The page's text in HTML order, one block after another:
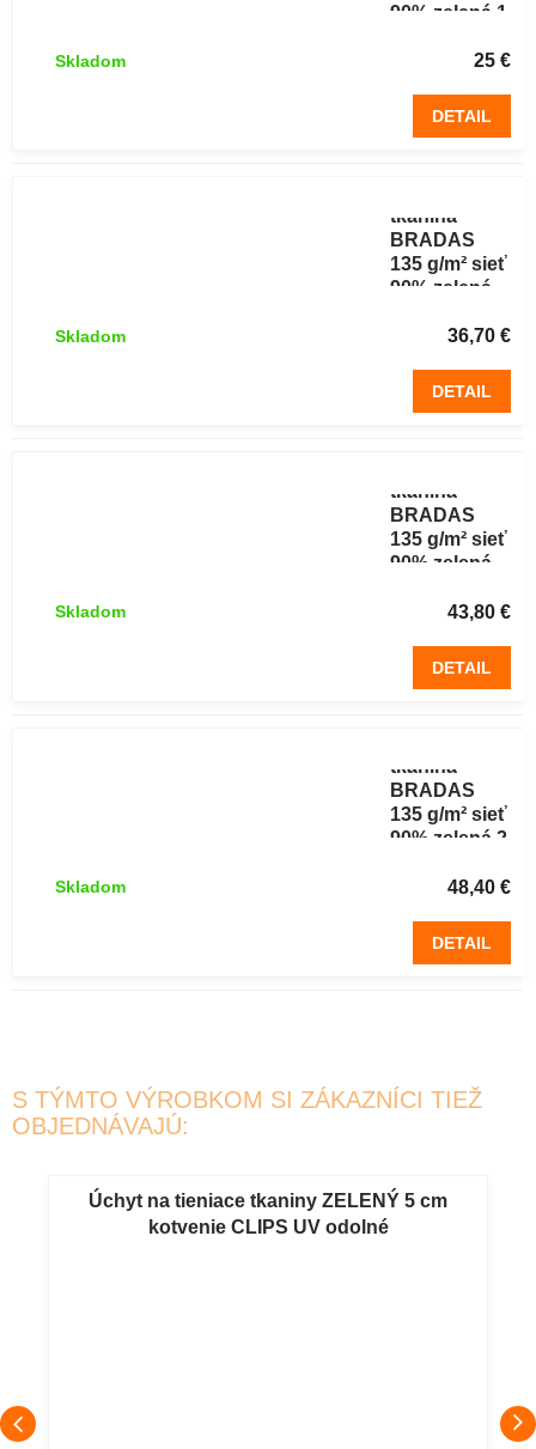
90% zelená 1
25 €
Skladom
DETAIL
tkanina
BRADAS
135 g/m² sieť
90% zelená
36,70 €
Skladom
DETAIL
tkanina
BRADAS
135 g/m² sieť
90% zelená
43,80 €
Skladom
DETAIL
tkanina
BRADAS
135 g/m² sieť
90% zelená 2
48,40 €
Skladom
DETAIL
S TÝMTO VÝROBKOM SI ZÁKAZNÍCI TIEŽ
OBJEDNÁVAJÚ:
Úchyt na tieniace tkaniny ZELENÝ 5 cm
kotvenie CLIPS UV odolné